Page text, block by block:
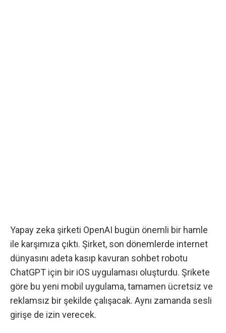
Yapay zeka şirketi OpenAI bugün önemli bir hamle
ile karşımıza çıktı. Şirket, son dönemlerde internet
dünyasını adeta kasıp kavuran sohbet robotu
ChatGPT için bir iOS uygulaması oluşturdu. Şrikete
göre bu yeni mobil uygulama, tamamen ücretsiz ve
reklamsız bir şekilde çalışacak. Aynı zamanda sesli
girişe de izin verecek.